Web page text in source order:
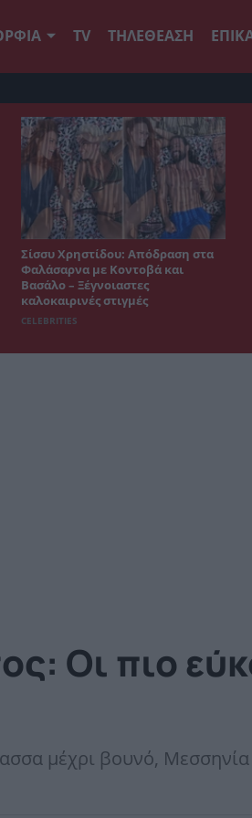
TV ΤΗΛΕΘΕΑΣΗ
Σίσσυ Χρηστίδου: Απόδραση στα
Φαλάσαρνα με Κοντοβά και
Βασάλο – Ξέγνοιαστες
καλοκαιρινές στιγμές
CELEBRITIES
Οι πιο
μέχρι βουνό,